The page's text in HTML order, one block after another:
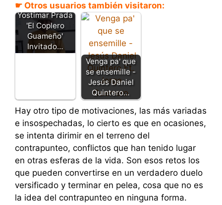
☛ Otros usuarios también visitaron:
Yostimar Prada
'El Coplero
Guameño'
Invitado…
Venga pa' que
se ensemille -
Jesús Daniel
Quintero…
Hay otro tipo de motivaciones, las más variadas
e insospechadas, lo cierto es que en ocasiones,
se intenta dirimir en el terreno del
contrapunteo, conflictos que han tenido lugar
en otras esferas de la vida. Son esos retos los
que pueden convertirse en un verdadero duelo
versificado y terminar en pelea, cosa que no es
la idea del contrapunteo en ninguna forma.